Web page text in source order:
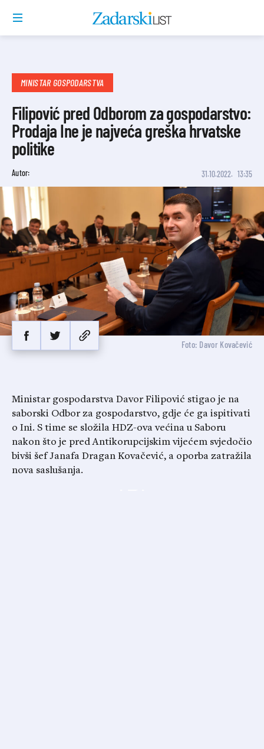
MINISTAR GOSPODARSTVA
Filipović pred Odborom za gospodarstvo:
Prodaja Ine je najveća greška hrvatske
politike
Autor: 31.10.2022. 13:35
Foto: Davor Kovačević
Ministar gospodarstva Davor Filipović stigao je na
saborski Odbor za gospodarstvo, gdje će ga ispitivati
o Ini. S time se složila HDZ-ova većina u Saboru
nakon što je pred Antikorupcijskim vijećem svjedočio
bivši šef Janafa Dragan Kovačević, a oporba zatražila
nova saslušanja.